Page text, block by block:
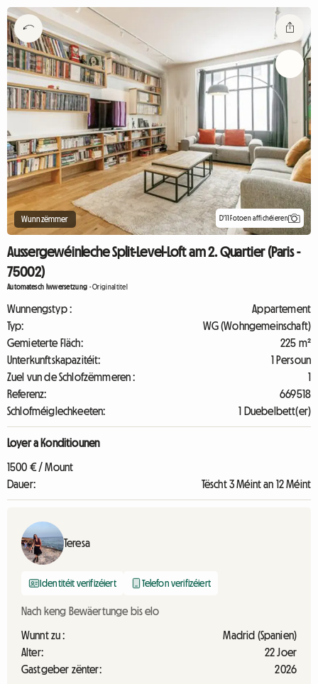
Wunnzëmmer D'11 Fotoen affichéieren
Aussergewéinleche Split-Level-Loft am 2. Quartier (Paris -
75002)
Automatesch Iwwersetzung -Originaltitel
Wunnengstyp :
Appartement
Typ:
WG (Wohngemeinschaft)
Gemieterte Fläch:
225 m²
Unterkunftskapazitéit:
1 Persoun
Zuel vun de Schlofzëmmeren :
1
Referenz:
669518
Schlofméiglechkeeten:
1 Duebelbett(er)
Loyer a Konditiounen
1500 € / Mount
Dauer:
Tëscht 3 Méint an 12 Méint
Teresa
Identitéit verifizéiert Telefon verifizéiert
Nach keng Bewäertunge bis elo
Wunnt zu :
Madrid (Spanien)
Alter:
22 Joer
Gastgeber zënter:
2026